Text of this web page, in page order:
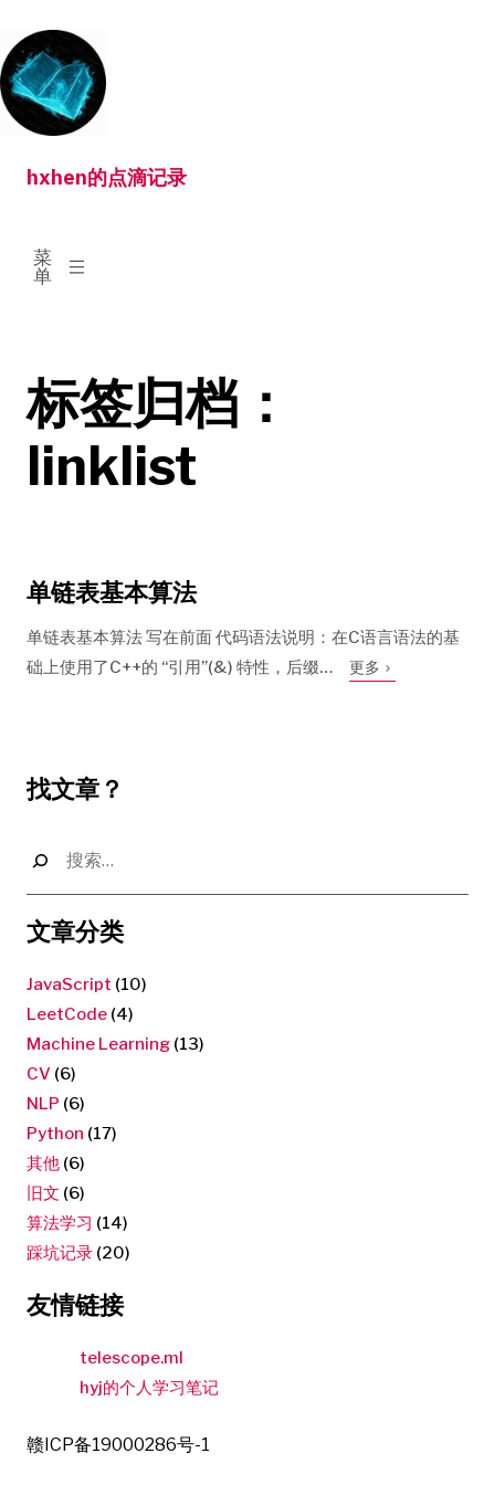
转
到
内
hxhen的点滴记录
菜
单
已
展
标签归档：
linklist
单链表基本算法
单链表基本算法 写在前面 代码语法说明：在C语言语法的基
础上使用了C++的 “引用”(&) 特性，后缀…
更多
找文章？
索：
文章分类
JavaScript (10)
LeetCode (4)
Machine Learning (13)
CV (6)
NLP (6)
Python (17)
其他 (6)
旧文 (6)
算法学习 (14)
踩坑记录 (20)
友情链接
telescope.ml
hyj的个人学习笔记
赣ICP备19000286号-1